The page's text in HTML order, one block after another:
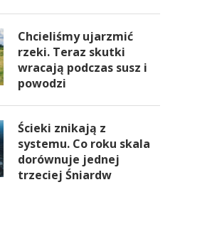
Chcieliśmy ujarzmić
rzeki. Teraz skutki
wracają podczas susz i
powodzi
Ścieki znikają z
systemu. Co roku skala
dorównuje jednej
trzeciej Śniardw